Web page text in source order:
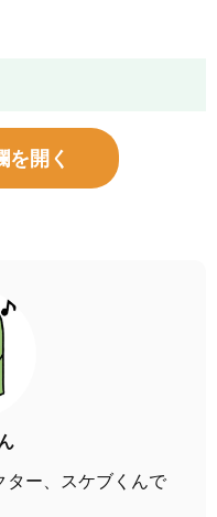
を開く
ター、スケブくんで